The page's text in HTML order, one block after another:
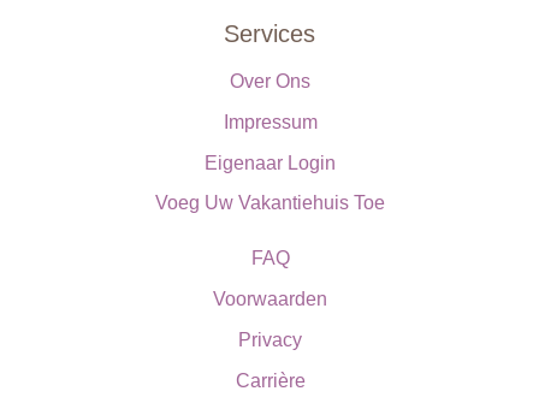
Services
Over Ons
Impressum
Eigenaar Login
Voeg Uw Vakantiehuis Toe
FAQ
Voorwaarden
Privacy
Carrière